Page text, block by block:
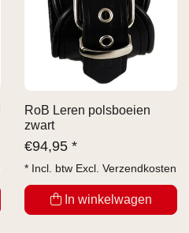
RoB Leren polsboeien
zwart
€94,95 *
* Incl. btw Excl. Verzendkosten
In winkelwagen